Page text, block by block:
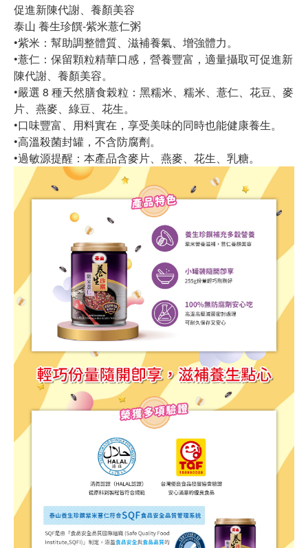
促進新陳代謝、養顏美容
泰山 養生珍饌-紫米薏仁粥
•紫米：幫助調整體質、滋補養氣、增強體力。
•薏仁：保留顆粒精華口感，營養豐富，適量攝取可促進新
陳代謝、養顏美容。
•嚴選 8 種天然膳食榖粒：黑糯米、糯米、薏仁、花豆、麥
片、燕麥、綠豆、花生。
•口味豐富、用料實在，享受美味的同時也能健康養生。
•高溫殺菌封罐，不含防腐劑。
•過敏源提醒：本產品含麥片、燕麥、花生、乳糖。